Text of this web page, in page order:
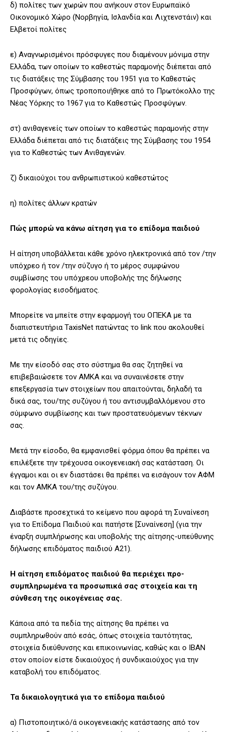
δ) πολίτες των χωρών που ανήκουν στον Ευρωπαϊκό
Οικονομικό Χώρο (Νορβηγία, Ισλανδία και Λιχτενστάιν) και
Ελβετοί πολίτες
ε) Αναγνωρισμένοι πρόσφυγες που διαμένουν μόνιμα στην
Ελλάδα, των οποίων το καθεστώς παραμονής διέπεται από
τις διατάξεις της Σύμβασης του 1951 για το Καθεστώς
Προσφύγων, όπως τροποποιήθηκε από το Πρωτόκολλο της
Νέας Υόρκης το 1967 για το Καθεστώς Προσφύγων.
στ) ανιθαγενείς των οποίων το καθεστώς παραμονής στην
Ελλάδα διέπεται από τις διατάξεις της Σύμβασης του 1954
για το Καθεστώς των Ανιθαγενών.
ζ) δικαιούχοι του ανθρωπιστικού καθεστώτος
η) πολίτες άλλων κρατών
Πώς μπορώ να κάνω αίτηση για το επίδομα παιδιού
Η αίτηση υποβάλλεται κάθε χρόνο ηλεκτρονικά από τον /την
υπόχρεο ή τον /την σύζυγο ή το μέρος συμφώνου
συμβίωσης του υπόχρεου υποβολής της δήλωσης
φορολογίας εισοδήματος.
Μπορείτε να μπείτε στην εφαρμογή του ΟΠΕΚΑ με τα
διαπιστευτήρια TaxisNet πατώντας το link που ακολουθεί
μετά τις οδηγίες.
Με την είσοδό σας στο σύστημα θα σας ζητηθεί να
επιβεβαιώσετε τον ΑΜΚΑ και να συναινέσετε στην
επεξεργασία των στοιχείων που απαιτούνται, δηλαδή τα
δικά σας, του/της συζύγου ή του αντισυμβαλλόμενου στο
σύμφωνο συμβίωσης και των προστατευόμενων τέκνων
σας.
Μετά την είσοδο, θα εμφανισθεί φόρμα όπου θα πρέπει να
επιλέξετε την τρέχουσα οικογενειακή σας κατάσταση. Οι
έγγαμοι και οι εν διαστάσει θα πρέπει να εισάγουν τον ΑΦΜ
και τον ΑΜΚΑ του/της συζύγου.
Διαβάστε προσεχτικά το κείμενο που αφορά τη Συναίνεση
για το Επίδομα Παιδιού και πατήστε [Συναίνεση] (για την
έναρξη συμπλήρωσης και υποβολής της αίτησης-υπεύθυνης
δήλωσης επιδόματος παιδιού Α21).
Η αίτηση επιδόματος παιδιού θα περιέχει προ-
συμπληρωμένα τα προσωπικά σας στοιχεία και τη
σύνθεση της οικογένειας σας.
Κάποια από τα πεδία της αίτησης θα πρέπει να
συμπληρωθούν από εσάς, όπως στοιχεία ταυτότητας,
στοιχεία διεύθυνσης και επικοινωνίας, καθώς και o ΙΒΑΝ
στον οποίον είστε δικαιούχος ή συνδικαιούχος για την
καταβολή του επιδόματος.
Τα δικαιολογητικά για το επίδομα παιδιού
α) Πιστοποιητικό/ά οικογενειακής κατάστασης από τον